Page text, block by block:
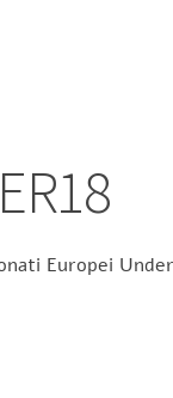
Europei